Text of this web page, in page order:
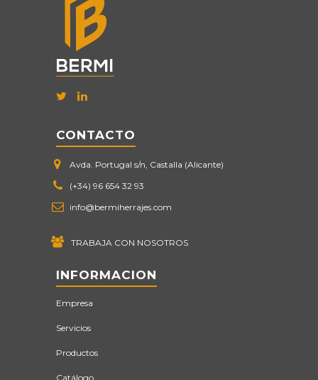
CONTACTO
Avda. Portugal s/n, Castalla (Alicante)
(+34) 96 654 32 93
info@bermiherrajes.com
TRABAJA CON NOSOTROS
INFORMACION
Empresa
Servicios
Productos
Catálogo